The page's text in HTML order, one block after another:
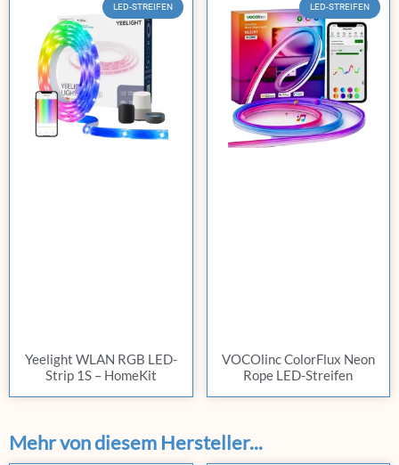
LED-STREIFEN
Yeelight WLAN RGB LED-
Strip 1S – HomeKit
LED-STREIFEN
VOCOlinc ColorFlux Neon
Rope LED-Streifen
Mehr von diesem Hersteller...